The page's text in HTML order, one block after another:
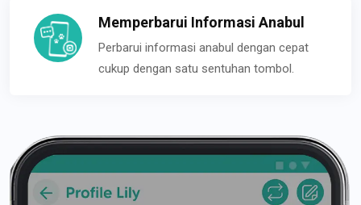
Memperbarui Informasi Anabul
Perbarui informasi anabul dengan cepat
cukup dengan satu sentuhan tombol.